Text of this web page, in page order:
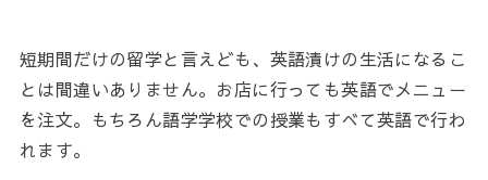
短期間だけの留学と言えども、英語漬けの生活になるこ
とは間違いありません。お店に行っても英語でメニュー
を注文。もちろん語学学校での授業もすべて英語で行わ
れます。